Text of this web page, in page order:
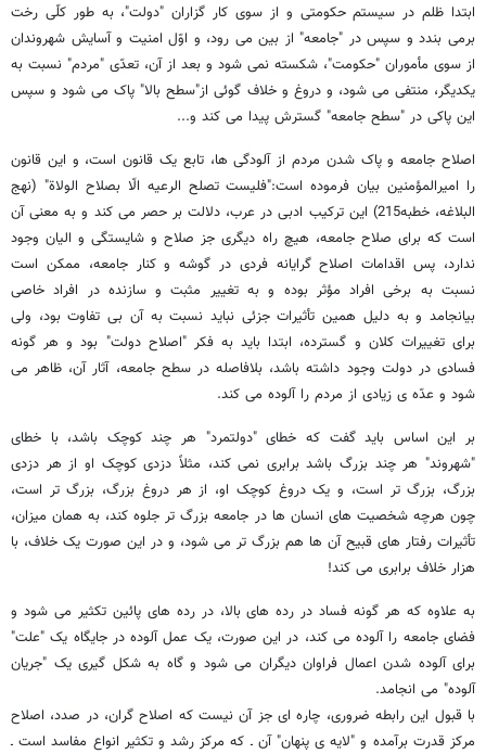
ابتدا ظلم در سیستم حکومتی و از سوی کار گزاران "دولت"، به طور کلّی رخت
برمی بندد و سپس در "جامعه" از بین می رود، و اوّل امنیت و آسایش شهروندان
از سوی مأموران "حکومت"، شکسته نمی شود و بعد از آن، تعدّی "مردم" نسبت به
یکدیگر، منتفی می شود، و دروغ و خلاف گوئی از"سطح بالا" پاک می شود و سپس
این پاکی در "سطح جامعه" گسترش پیدا می کند و...
اصلاح جامعه و پاک شدن مردم از آلودگی ها، تابع یک قانون است، و این قانون
را امیرالمؤمنین بیان فرموده است:"فلیست تصلح الرعیه الّا بصلاح الولاة" (نهج
البلاغه، خطبه215) این ترکیب ادبی در عرب، دلالت بر حصر می کند و به معنی آن
است که برای صلاح جامعه، هیچ راه دیگری جز صلاح و شایستگی و الیان وجود
ندارد، پس اقدامات اصلاح گرایانه فردی در گوشه و کنار جامعه، ممکن است
نسبت به برخی افراد مؤثر بوده و به تغییر مثبت و سازنده در افراد خاصی
بیانجامد و به دلیل همین تأثیرات جزئی نباید نسبت به آن بی تفاوت بود، ولی
برای تغییرات کلان و گسترده، ابتدا باید به فکر "اصلاح دولت" بود و هر گونه
فسادی در دولت وجود داشته باشد، بلافاصله در سطح جامعه، آثار آن، ظاهر می
شود و عدّه ی زیادی از مردم را آلوده می کند.
بر این اساس باید گفت که خطای "دولتمرد" هر چند کوچک باشد، با خطای
"شهروند" هر چند بزرگ باشد برابری نمی کند، مثلاً دزدی کوچک او از هر دزدی
بزرگ، بزرگ تر است، و یک دروغ کوچک او، از هر دروغ بزرگ، بزرگ تر است،
چون هرچه شخصیت های انسان ها در جامعه بزرگ تر جلوه کند، به همان میزان،
تأثیرات رفتار های قبیح آن ها هم بزرگ تر می شود، و در این صورت یک خلاف، با
هزار خلاف برابری می کند!
به علاوه که هر گونه فساد در رده های بالا، در رده های پائین تکثیر می شود و
فضای جامعه را آلوده می کند، در این صورت، یک عمل آلوده در جایگاه یک "علت"
برای آلوده شدن اعمال فراوان دیگران می شود و گاه به شکل گیری یک "جریان
آلوده" می انجامد.
با قبول این رابطه ضروری، چاره ای جز آن نیست که اصلاح گران، در صدد، اصلاح
مرکز قدرت برآمده و "لایه ی پنهان" آن ـ که مرکز رشد و تکثیر انواع مفاسد است ـ